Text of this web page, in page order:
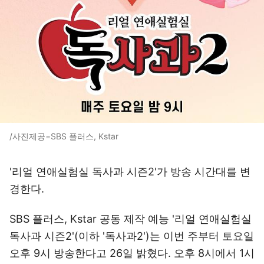
/사진제공=SBS 플러스, Kstar
'리얼 연애실험실 독사과 시즌2'가 방송 시간대를 변
경한다.
SBS 플러스, Kstar 공동 제작 예능 '리얼 연애실험실
독사과 시즌2'(이하 '독사과2')는 이번 주부터 토요일
오후 9시 방송한다고 26일 밝혔다. 오후 8시에서 1시